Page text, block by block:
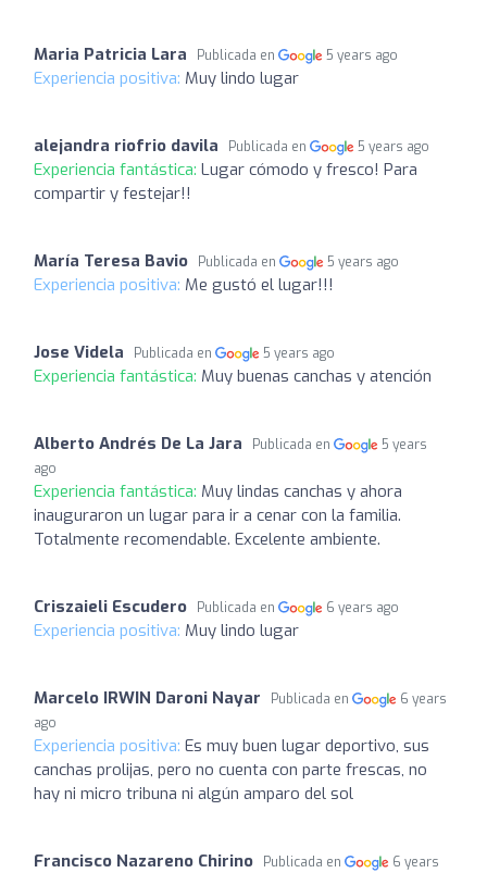
Maria Patricia Lara Publicada en 5 years ago
Experiencia positiva: Muy lindo lugar
alejandra riofrio davila Publicada en 5 years ago
Experiencia fantástica: Lugar cómodo y fresco! Para
compartir y festejar!!
María Teresa Bavio Publicada en 5 years ago
Experiencia positiva: Me gustó el lugar!!!
Jose Videla Publicada en 5 years ago
Experiencia fantástica: Muy buenas canchas y atención
Alberto Andrés De La Jara Publicada en
5 years
ago
Experiencia fantástica: Muy lindas canchas y ahora
inauguraron un lugar para ir a cenar con la familia.
Totalmente recomendable. Excelente ambiente.
Criszaieli Escudero Publicada en 6 years ago
Experiencia positiva: Muy lindo lugar
Marcelo IRWIN Daroni Nayar Publicada en
6 years
ago
Experiencia positiva: Es muy buen lugar deportivo, sus
canchas prolijas, pero no cuenta con parte frescas, no
hay ni micro tribuna ni algún amparo del sol
Francisco Nazareno Chirino Publicada en
6 years